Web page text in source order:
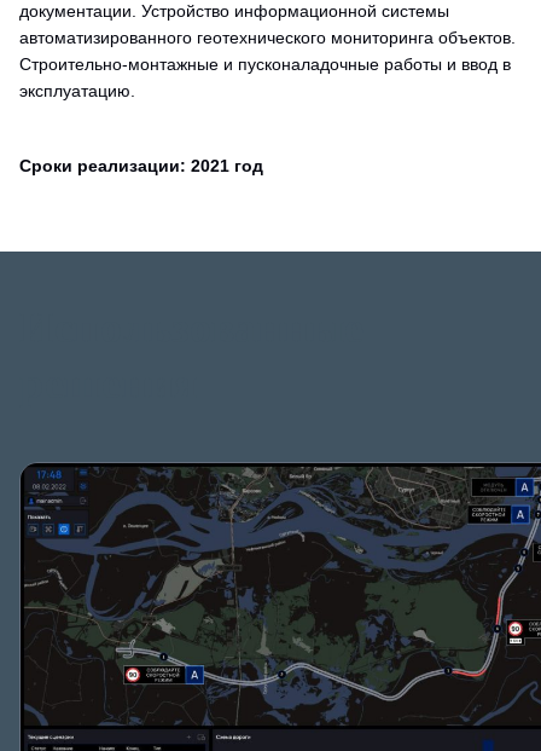
документации. Устройство информационной системы
автоматизированного геотехнического мониторинга объектов.
Строительно-монтажные и пусконаладочные работы и ввод в
эксплуатацию.
Сроки реализации: 2021 год